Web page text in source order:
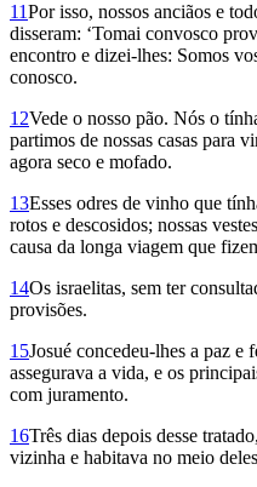
11Por isso, nossos an­ciãos e
disseram: ‘Tomai convosco
encontro e dizei-lhes: Somos
conosco.
12Vede o nosso pão. Nós o
partimos de nossas casas para
agora seco e mofado.
13Esses odres de vinho que
rotos e descosidos; nossas
causa da longa viagem que
14Os israelitas, sem ter
provisões.
15Josué concedeu-lhes a paz e
assegurava a vi­da, e os
com juramento.
16Três dias depois desse
vizinha e habitava no meio